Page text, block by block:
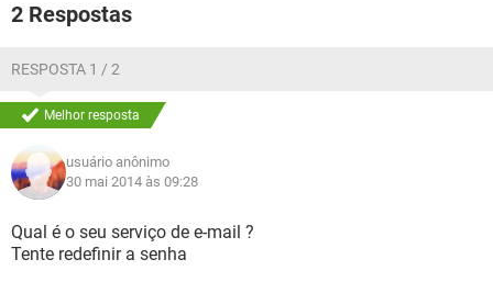
2 Respostas
RESPOSTA 1 / 2
Melhor resposta
usuário anônimo
30 mai 2014 às 09:28
Qual é o seu serviço de e-mail ?
Tente redefinir a senha